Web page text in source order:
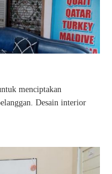
menciptakan
Desain interior